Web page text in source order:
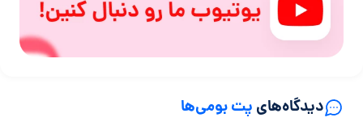
دیدگاه‌های پت بومی‌ها